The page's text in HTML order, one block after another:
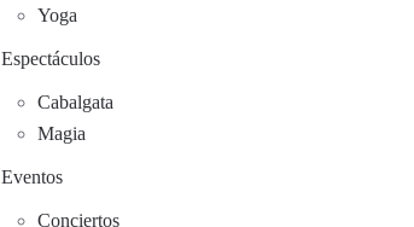
Yoga
Espectáculos
Cabalgata
Magia
Eventos
Conciertos